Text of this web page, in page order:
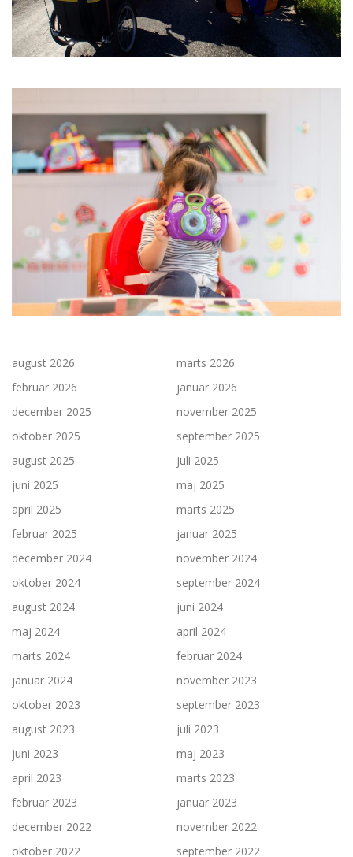
august 2026
marts 2026
februar 2026
januar 2026
december 2025
november 2025
oktober 2025
september 2025
august 2025
juli 2025
juni 2025
maj 2025
april 2025
marts 2025
februar 2025
januar 2025
december 2024
november 2024
oktober 2024
september 2024
august 2024
juni 2024
maj 2024
april 2024
marts 2024
februar 2024
januar 2024
november 2023
oktober 2023
september 2023
august 2023
juli 2023
juni 2023
maj 2023
april 2023
marts 2023
februar 2023
januar 2023
december 2022
november 2022
oktober 2022
september 2022